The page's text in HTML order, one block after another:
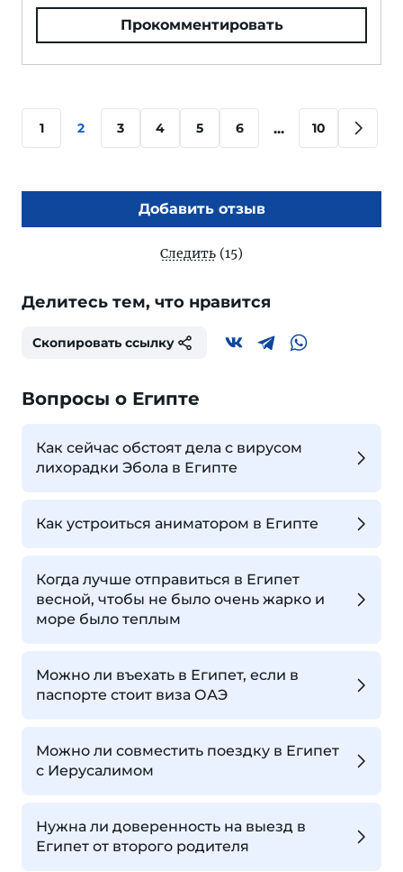
Прокомментировать
1 2 3 4 5 6 ... 10
Добавить отзыв
Следить (15)
Делитесь тем, что нравится
Скопировать ссылку
Вопросы о Египте
Как сейчас обстоят дела с вирусом
лихорадки Эбола в Египте
Как устроиться аниматором в Египте
Когда лучше отправиться в Египет
весной, чтобы не было очень жарко и
море было теплым
Можно ли въехать в Египет, если в
паспорте стоит виза ОАЭ
Можно ли совместить поездку в Египет
с Иерусалимом
Нужна ли доверенность на выезд в
Египет от второго родителя